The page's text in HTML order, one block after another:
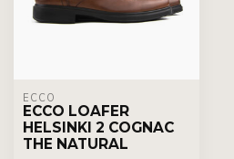
ECCO
ECCO LOAFER
HELSINKI 2 COGNAC
THE NATURAL